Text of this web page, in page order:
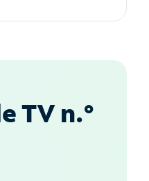
TV n.°